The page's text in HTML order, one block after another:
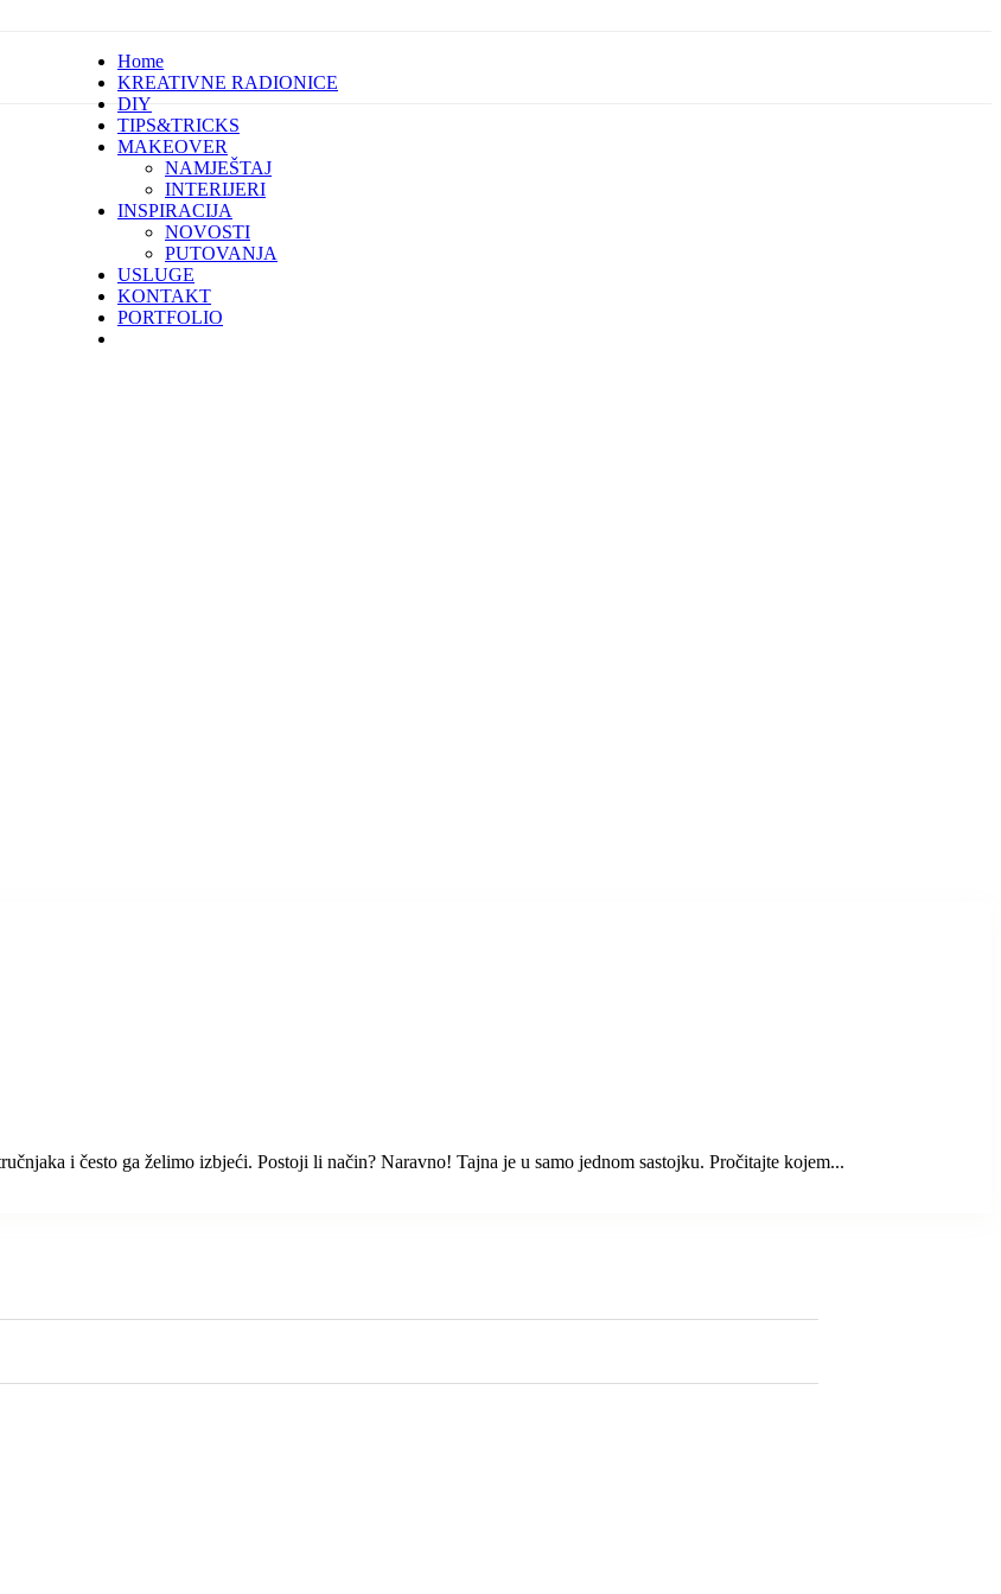
Home
KREATIVNE RADIONICE
DIY
TIPS&TRICKS
MAKEOVER
NAMJEŠTAJ
INTERIJERI
INSPIRACIJA
NOVOSTI
PUTOVANJA
USLUGE
KONTAKT
PORTFOLIO
i često ga želimo izbjeći. Postoji li način? Naravno! Tajna je u samo jednom sastojku. Pročitajte kojem...